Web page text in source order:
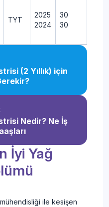
TYT
2025
2024
30
30
(2 Yıllık) için
Nedir? Ne İş
İyi Yağ
ile kesişen